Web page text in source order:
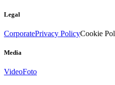
Legal
CorporatePrivacy PolicyCookie
Media
VideoFoto